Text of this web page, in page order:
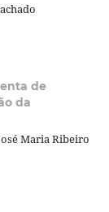
de
da
Maria Ribeiro